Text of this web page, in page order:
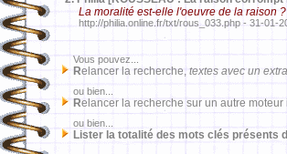
La moralité est-elle l'oeuvre de la raison ?
http://philia.online.fr/txt/rous_033.php - 31-01-
Vous pouvez...
Relancer la recherche, textes avec un
ou bien...
Relancer la recherche sur un autre moteur
ou bien...
Lister la totalité des mots clés présents